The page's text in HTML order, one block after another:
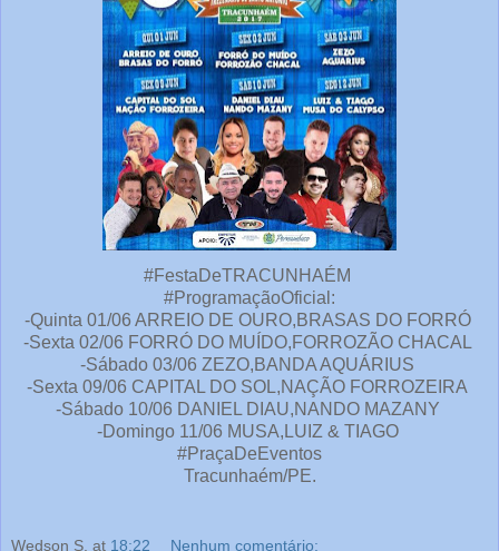
#FestaDeTRACUNHAÉM
#ProgramaçãoOficial:
-Quinta 01/06 ARREIO DE OURO,BRASAS DO FORRÓ
-Sexta 02/06 FORRÓ DO MUÍDO,FORROZÃO CHACAL
-Sábado 03/06 ZEZO,BANDA AQUÁRIUS
-Sexta 09/06 CAPITAL DO SOL,NAÇÃO FORROZEIRA
-Sábado 10/06 DANIEL DIAU,NANDO MAZANY
-Domingo 11/06 MUSA,LUIZ & TIAGO
#PraçaDeEventos
Tracunhaém/PE.
Wedson S. at 18:22 Nenhum comentário: